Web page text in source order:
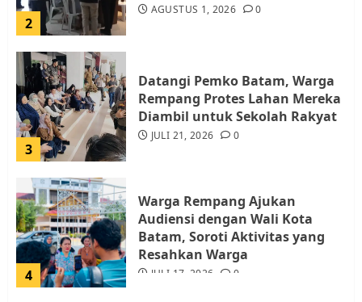
2
AGUSTUS 1, 2026 0
3
Datangi Pemko Batam, Warga
Rempang Protes Lahan Mereka
Diambil untuk Sekolah Rakyat
JULI 21, 2026 0
4
Warga Rempang Ajukan
Audiensi dengan Wali Kota
Batam, Soroti Aktivitas yang
Resahkan Warga
JULI 17, 2026 0